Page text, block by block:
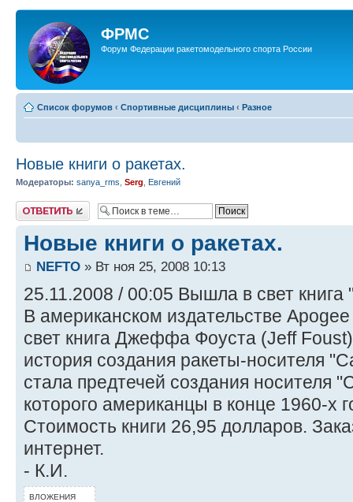
ФРМС
Форум Федерации ракетомодельного спорта России
Список форумов ‹ Спортивные дисциплины ‹ Разное
Новые книги о ракетах.
Модераторы: sanya_rms Serg Евгений
Ответить
Новые книги о ракетах.
NEFTO » Вт ноя 25, 2008 10:13
25.11.2008 / 00:05 Вышла в свет
В американском издательстве
свет книга Джеффа Фоуста (Jeff
история создания ракеты-носителя
стала предтечей создания носителя
которого американцы в конце 1960-х
Стоимость книги 26,95 долларов.
интернет.
- К.И.
ВЛОЖЕНИЯ